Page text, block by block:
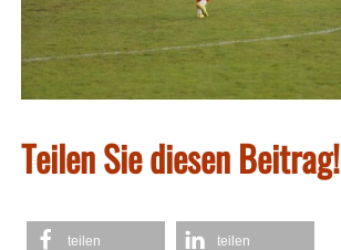
Teilen Sie diesen Beitrag!
teilen teilen